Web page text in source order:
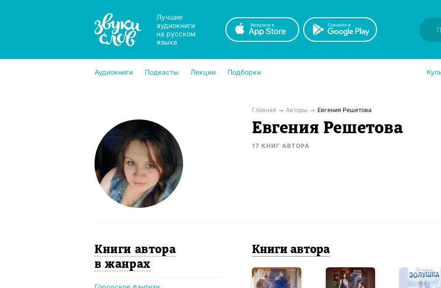
Лучшие
аудиокниги
на русском
языке
Аудиокниги Подкасты Лекции Подборки
Главная Авторы Евгения Решетова
Евгения Решетова
17 КНИГ АВТОРА
Книги автора
в жанрах
Книги автора